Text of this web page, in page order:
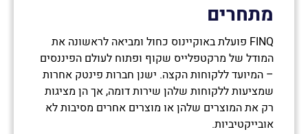
מתחרים
FINQ פועלת באוקיינוס כחול ומביאה לראשונה את
המודל של מרקטפלייס שקוף ופתוח לעולם הפיננסים
– המיועד ללקוחות הקצה. ישנן חברות פינטק אחרות
שמציעות ללקוחות שלהן שירות דומה, אך הן מציגות
רק את המוצרים שלהן או מוצרים אחרים מסיבות לא
אובייקטיביות.